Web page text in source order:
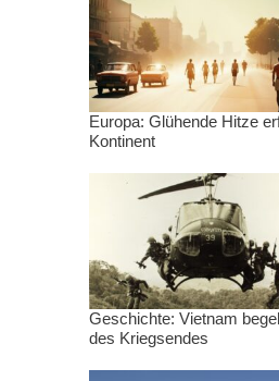
Europa: Glühende Hitze
Kontinent
Geschichte: Vietnam
des Kriegsendes